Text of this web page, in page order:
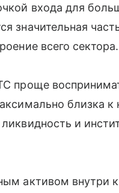
входа для
значительная
всего сектора.
проще
близка к
и
активом внутри